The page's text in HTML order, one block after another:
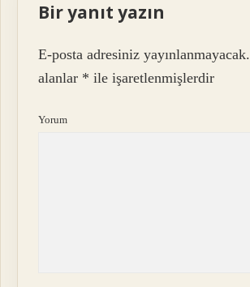
Bir yanıt yazın
E-posta adresiniz yayınlanmayacak.
alanlar * ile işaretlenmişlerdir
Yorum